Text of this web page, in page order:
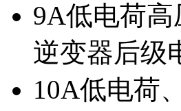
9A低电荷
逆变器后级
10A低电荷